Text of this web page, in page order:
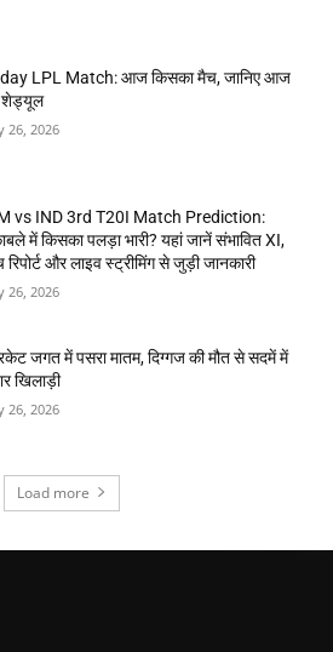
LPL Match: आज किसका मैच, जानिए आज
शेड्यूल
26, 2026
vs IND 3rd T20I Match Prediction:
में किसका पलड़ा भारी? यहां जानें संभावित XI,
रिपोर्ट और लाइव स्ट्रीमिंग से जुड़ी जानकारी
26, 2026
जगत में पसरा मातम, दिग्गज की मौत से सदमें में
खिलाड़ी
26, 2026
Load more